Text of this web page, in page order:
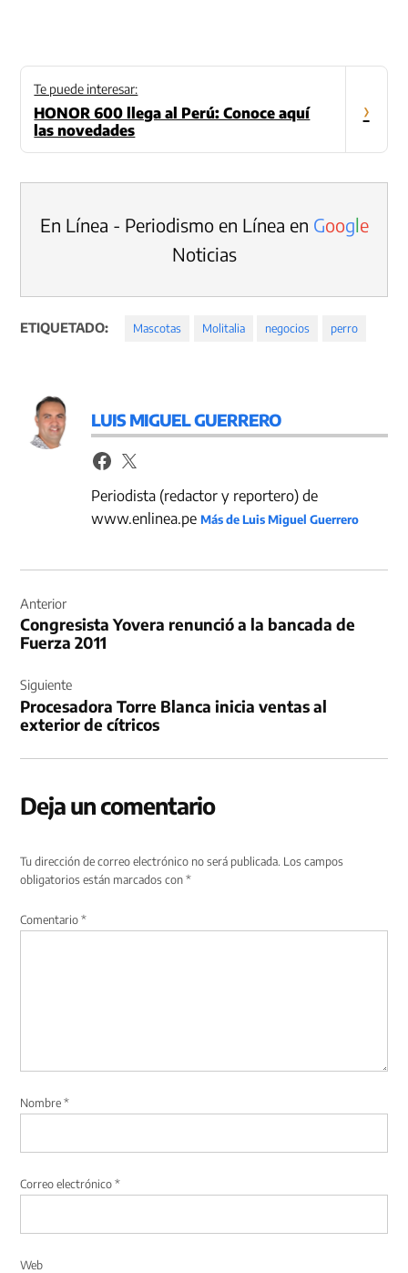
Te puede interesar:
HONOR 600 llega al Perú: Conoce aquí
las novedades
›
En Línea - Periodismo en Línea en Google
Noticias
ETIQUETADO: Mascotas Molitalia negocios perro
LUIS MIGUEL GUERRERO
Periodista (redactor y reportero) de
www.enlinea.peMás de Luis Miguel Guerrero
de
entradas
Anterior
Congresista Yovera renunció a la bancada de
Fuerza 2011
Siguiente
Procesadora Torre Blanca inicia ventas al
exterior de cítricos
Deja un comentario
Tu dirección de correo electrónico no será publicada. Los campos
obligatorios están marcados con*
Comentario*
Nombre*
Correo electrónico*
Web